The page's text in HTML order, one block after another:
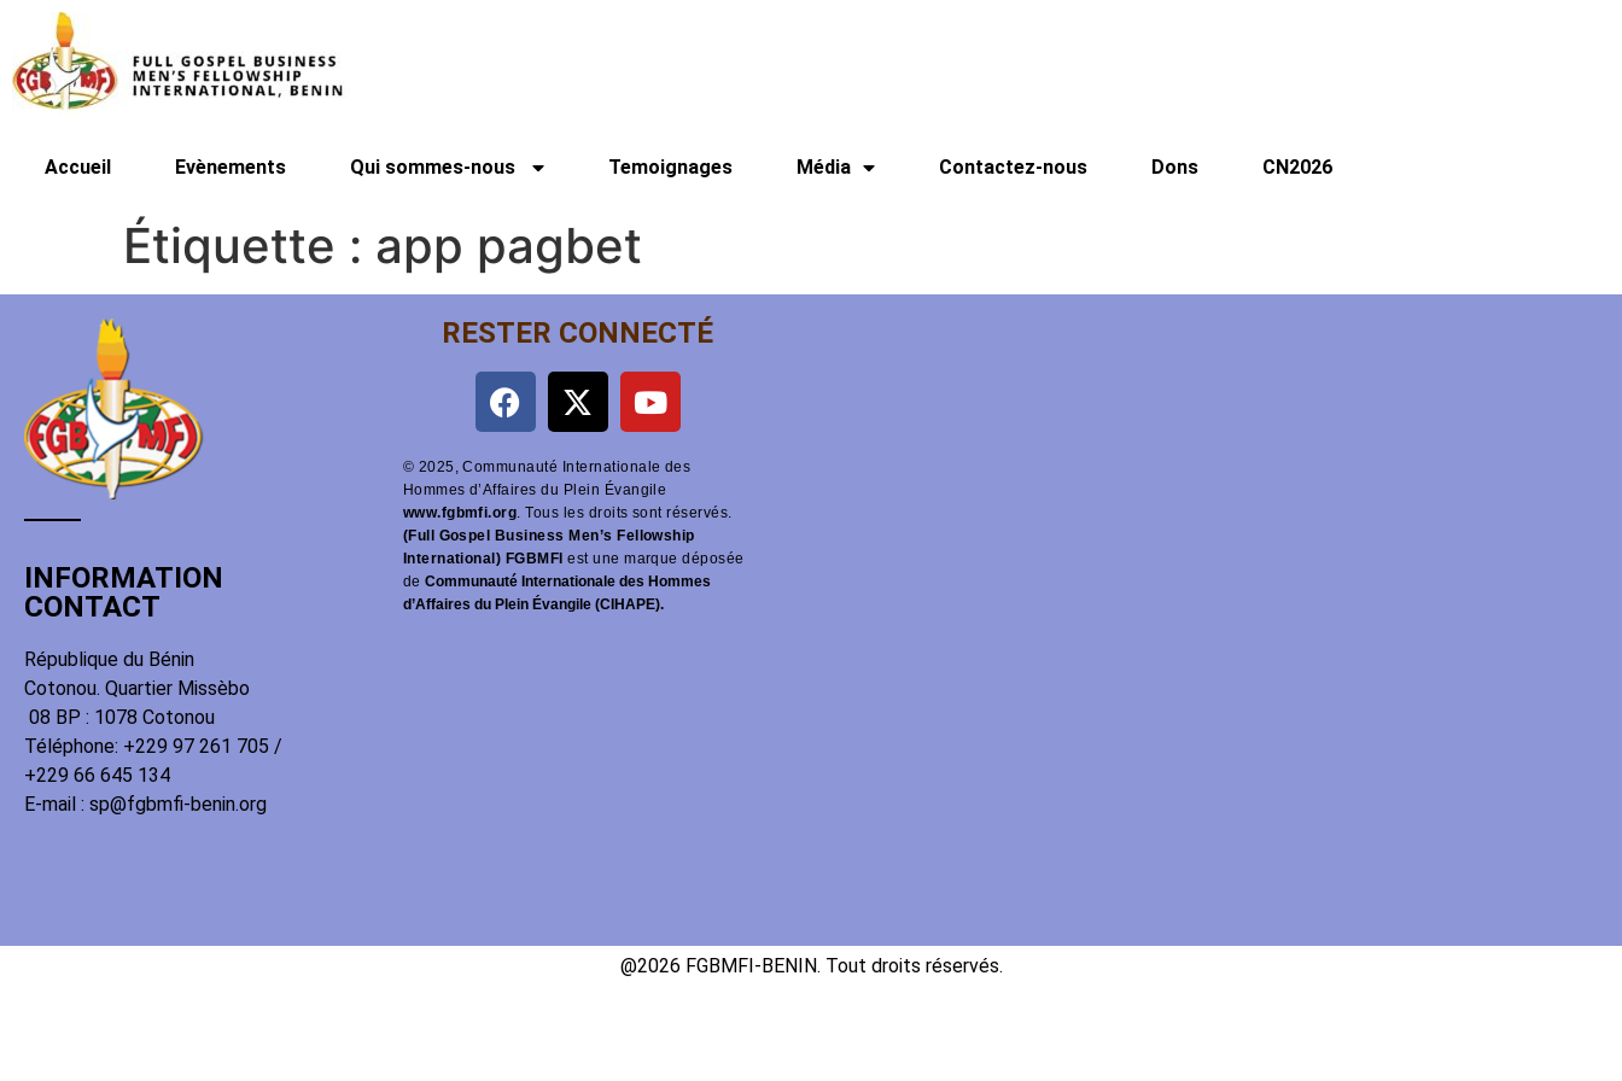
Accueil Evènements Qui sommes-nous Temoignages Média Contactez-nous Dons CN2026
Étiquette : app pagbet
INFORMATION
CONTACT
République du Bénin
Cotonou. Quartier Missèbo
08 BP : 1078 Cotonou
Téléphone: +229 97 261 705 /
+229 66 645 134
E-mail : sp@fgbmfi-benin.org
RESTER CONNECTÉ
© 2025, Communauté Internationale des
Hommes d’Affaires du Plein Évangile
www.fgbmfi.org. Tous les droits sont réservés.
(Full Gospel Business Men’s Fellowship
International) FGBMFI est une marque déposée
deCommunauté Internationale des Hommes
d’Affaires du Plein Évangile (CIHAPE).
@2026 FGBMFI-BENIN. Tout droits réservés.